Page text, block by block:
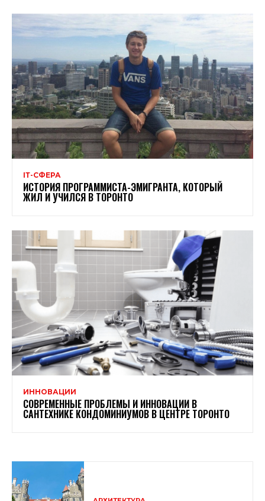
ІТ-СФЕРА
ИСТОРИЯ ПРОГРАММИСТА-ЭМИГРАНТА, КОТОРЫЙ
ЖИЛ И УЧИЛСЯ В ТОРОНТО
ИННОВАЦИИ
СОВРЕМЕННЫЕ ПРОБЛЕМЫ И ИННОВАЦИИ В
САНТЕХНИКЕ КОНДОМИНИУМОВ В ЦЕНТРЕ ТОРОНТО